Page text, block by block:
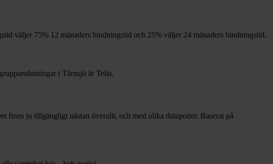
väljer 75% 12 månaders bindningstid och 25% väljer 24 månaders bindningstid.
i Tärnsjö är Telia.
finns ju tillgängligt nästan överallt, och med olika datapotter. Baserat på